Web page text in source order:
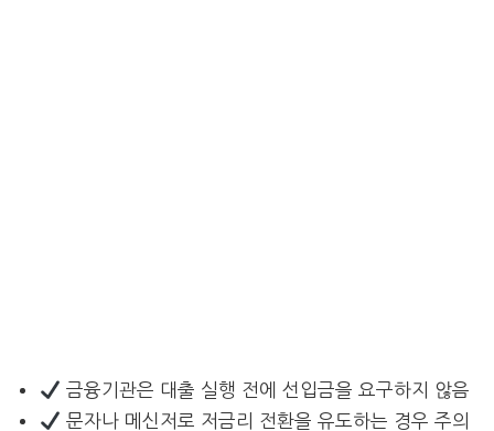
금융기관은 대출 실행 전에 선입금을 요구하지 않음
문자나 메신저로 저금리 전환을 유도하는 경우 주의